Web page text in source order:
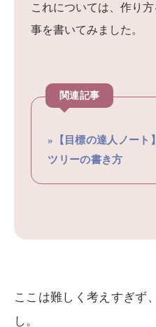
これについては、作り
事を書いてみました。
»【目標の達人ノート
ツリーの書き方
ここは難しく考えすぎず
し。